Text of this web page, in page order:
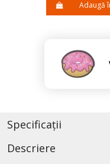
Adaugă
Specificații
Descriere